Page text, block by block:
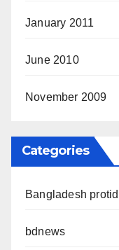
January 2011
June 2010
November 2009
Categories
Bangladesh
bdnews